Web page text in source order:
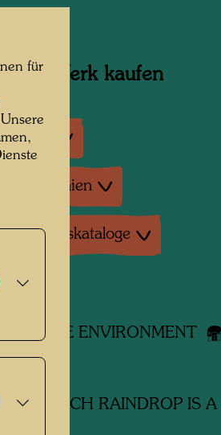
zum Werk kaufen
AND THE ENVIRONMENT
- EACH RAINDROP IS A
für